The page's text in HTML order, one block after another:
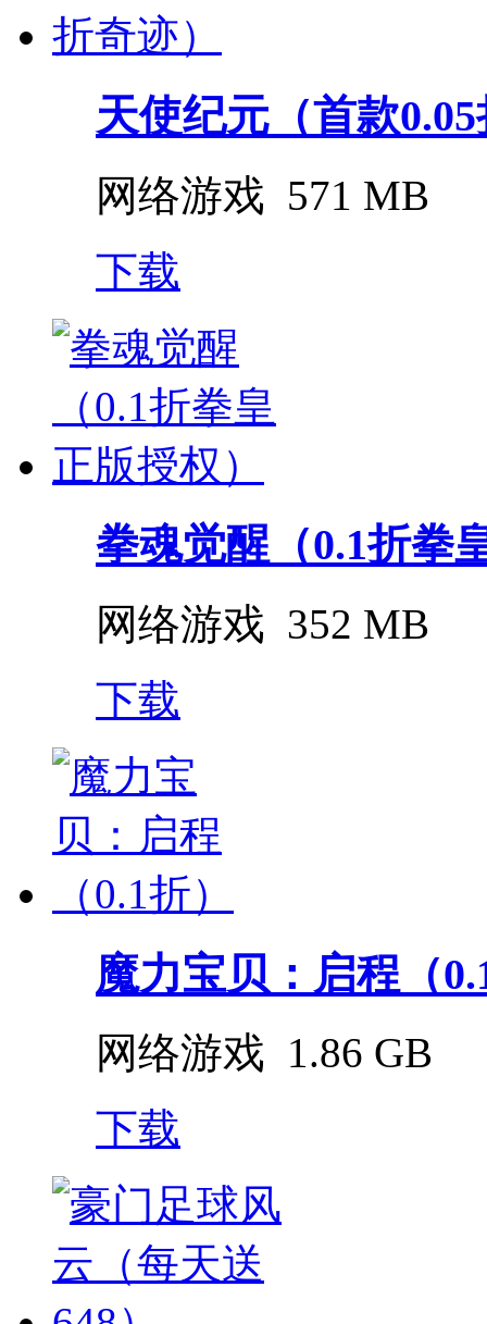
天使纪元（首款
网络游戏 571 MB
下载
拳魂觉醒（0.1折拳
网络游戏 352 MB
下载
魔力宝贝：启程（
网络游戏 1.86 GB
下载